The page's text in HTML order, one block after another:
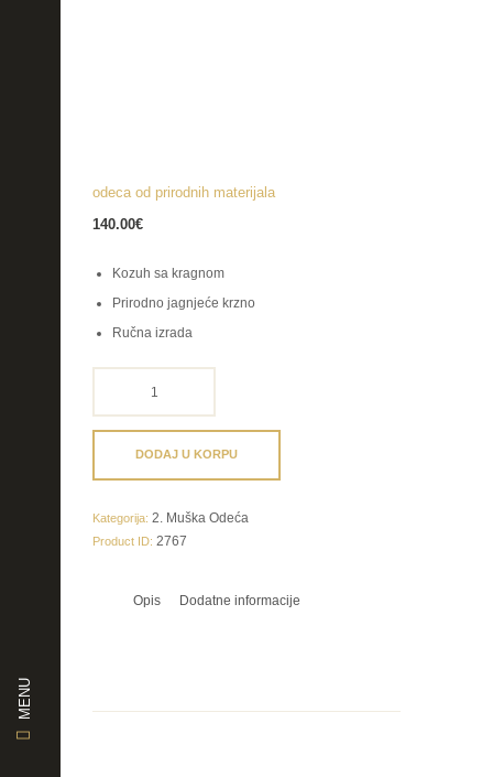
MENU
odeca od prirodnih materijala
140.00€
Kozuh sa kragnom
Prirodno jagnjeće krzno
Ručna izrada
materijalaDODAJ U KORPU
Kategorija: 2. Muška Odeća
Product ID: 2767
Opis Dodatne informacije